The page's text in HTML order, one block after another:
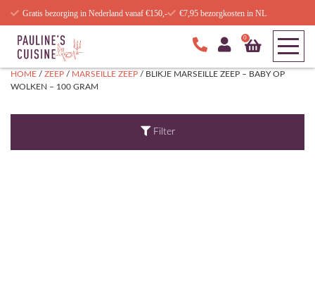
Gratis bezorging in Nederland vanaf €150,- €7,95 bezorgkosten in NL
0
HOME / ZEEP / MARSEILLE ZEEP / BLIKJE MARSEILLE ZEEP – BABY OP
WOLKEN – 100 GRAM
Filter